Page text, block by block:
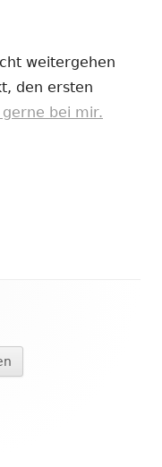
weitergehen
den ersten
bei mir.